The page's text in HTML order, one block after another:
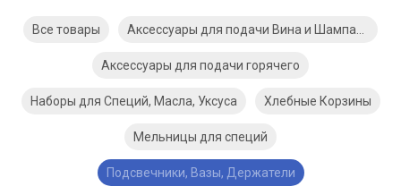
Все товары
Аксессуары для подачи горячего
Наборы для Специй, Масла, Уксуса Хлебные Корзины
Мельницы для специй
Подсвечники, Вазы, Держатели